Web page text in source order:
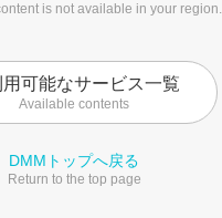
is not available in your region.
用可能なサービス一覧
Available contents
DMMトップへ戻る
Return to the top page